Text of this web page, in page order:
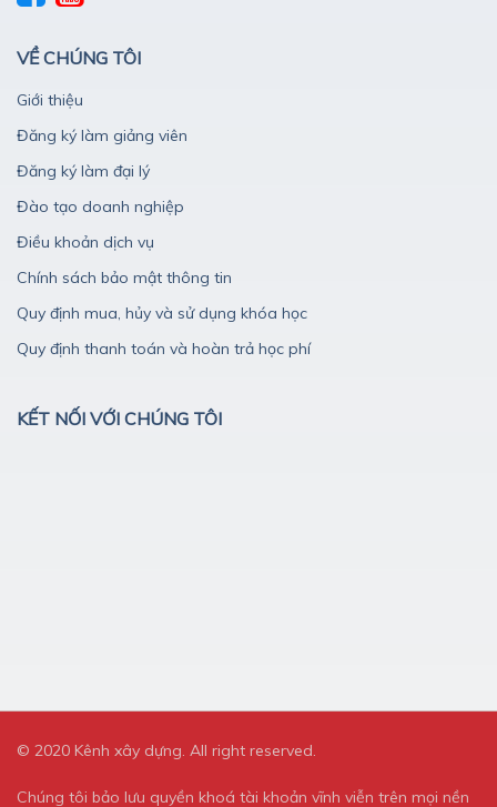
VỀ CHÚNG TÔI
Giới thiệu
Đăng ký làm giảng viên
Đăng ký làm đại lý
Đào tạo doanh nghiệp
Điều khoản dịch vụ
Chính sách bảo mật thông tin
Quy định mua, hủy và sử dụng khóa học
Quy định thanh toán và hoàn trả học phí
KẾT NỐI VỚI CHÚNG TÔI
© 2020 Kênh xây dựng. All right reserved.
Chúng tôi bảo lưu quyền khoá tài khoản vĩnh viễn trên mọi nền